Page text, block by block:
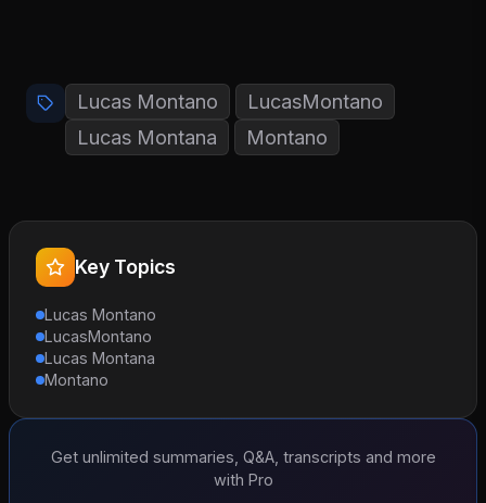
Lucas Montano
LucasMontano
Lucas Montana
Montano
Key Topics
Lucas Montano
LucasMontano
Lucas Montana
Montano
Get unlimited summaries, Q&A, transcripts and more
with Pro